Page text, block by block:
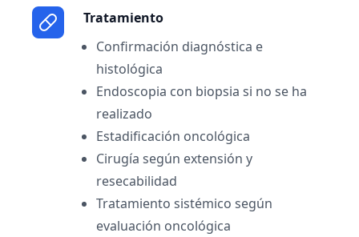
Tratamiento
Confirmación diagnóstica e
histológica
Endoscopia con biopsia si no se ha
realizado
Estadificación oncológica
Cirugía según extensión y
resecabilidad
Tratamiento sistémico según
evaluación oncológica